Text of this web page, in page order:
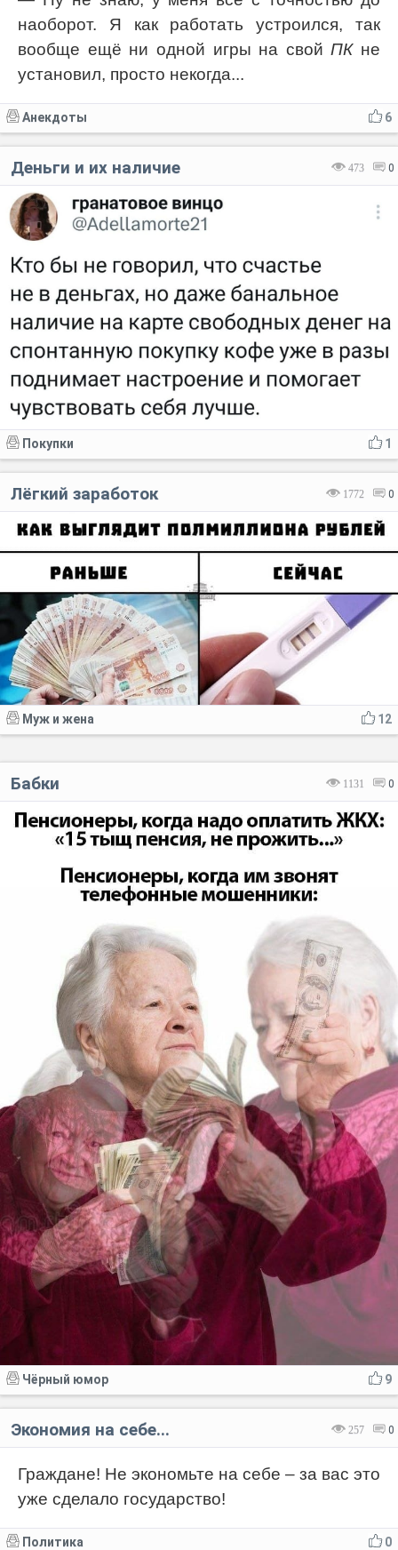
наоборот. Я как работать устроился, так
вообще ещё ни одной игры на свойПКне
установил, просто некогда...
6
Анекдоты
473 0
Деньги и их наличие
1
Покупки
1772 0
Лёгкий заработок
12
Муж и жена
1131 0
Бабки
9
Чёрный юмор
257 0
Экономия на себе...
Граждане! Не экономьте на себе – за вас это
уже сделало государство!
0
Политика